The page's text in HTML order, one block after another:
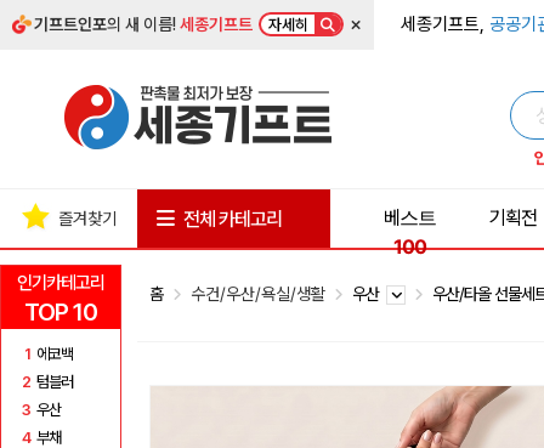
기프트인포의 새 이름!세종기프트 자세히 × 세종기프트, 공공기
인기카테고리
TOP 10
1 에코백
2 텀블러
3 우산
4 부채
즐겨찾기 전체 카테고리
베스트
100
기획전
홈 수건/우산/욕실/생활 우산 우산/타올 선물세